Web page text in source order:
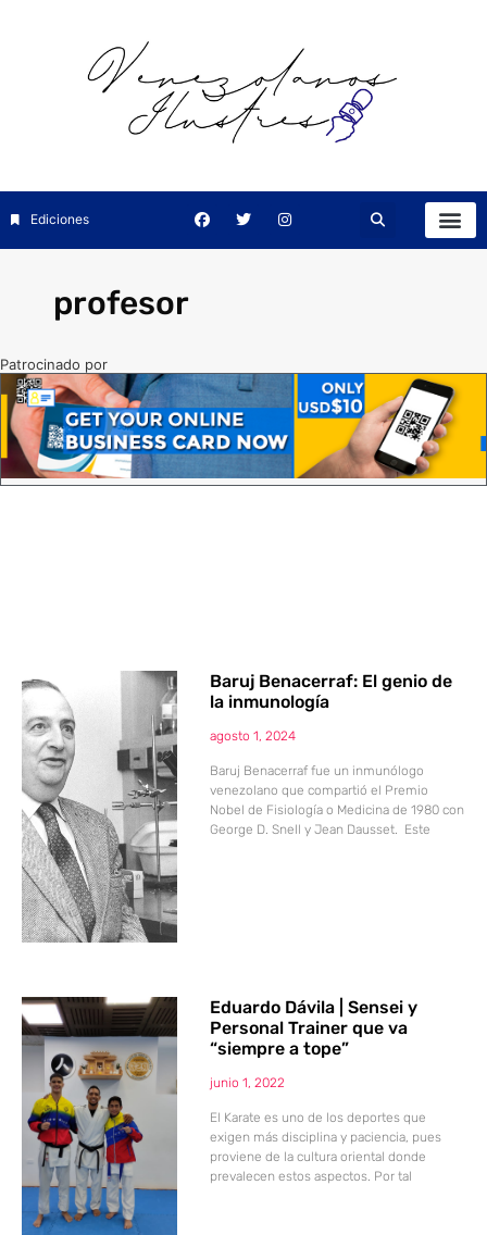
Ediciones
profesor
Patrocinado por
Baruj Benacerraf: El genio de
la inmunología
agosto 1, 2024
Baruj Benacerraf fue un inmunólogo
venezolano que compartió el Premio
Nobel de Fisiología o Medicina de 1980 con
George D. Snell y Jean Dausset. Este
Eduardo Dávila | Sensei y
Personal Trainer que va
“siempre a tope”
junio 1, 2022
El Karate es uno de los deportes que
exigen más disciplina y paciencia, pues
proviene de la cultura oriental donde
prevalecen estos aspectos. Por tal